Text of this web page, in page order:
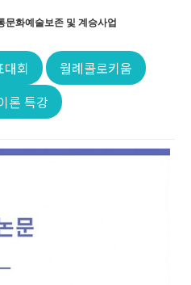
문화예술보존 및 계승사업
대회
월례콜로키움
론 특강